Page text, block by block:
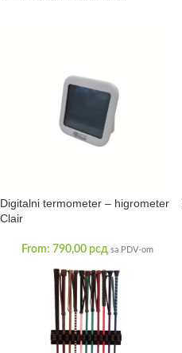
Digitalni termometer – higrometer
Clair
From: 790,00 рсд sa PDV-om